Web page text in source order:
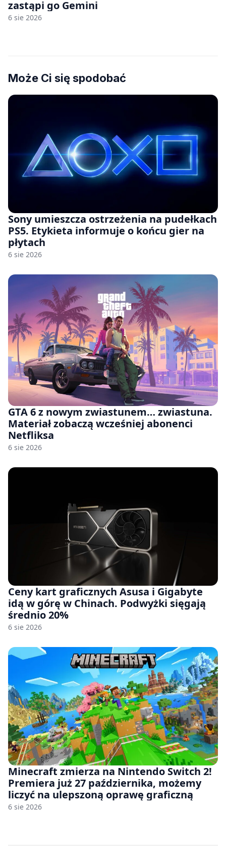
zastąpi go Gemini
6 sie 2026
Może Ci się spodobać
Sony umieszcza ostrzeżenia na pudełkach
PS5. Etykieta informuje o końcu gier na
płytach
6 sie 2026
GTA 6 z nowym zwiastunem… zwiastuna.
Materiał zobaczą wcześniej abonenci
Netfliksa
6 sie 2026
Ceny kart graficznych Asusa i Gigabyte
idą w górę w Chinach. Podwyżki sięgają
średnio 20%
6 sie 2026
Minecraft zmierza na Nintendo Switch 2!
Premiera już 27 października, możemy
liczyć na ulepszoną oprawę graficzną
6 sie 2026